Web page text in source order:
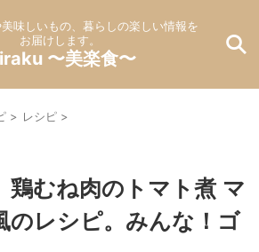
味しいもの、暮らしの楽しい情報を
お届けします。
〜美楽食〜
> レシピ >
鶏むね肉のトマト煮 マ
のレシピ。みんな！ゴ